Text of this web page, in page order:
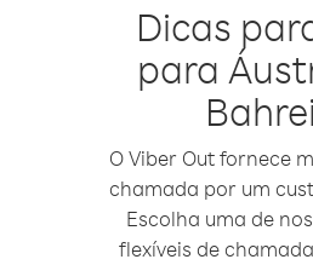
Dicas
para
O Viber Out fornece
chamada por um
Escolha uma de
flexíveis de